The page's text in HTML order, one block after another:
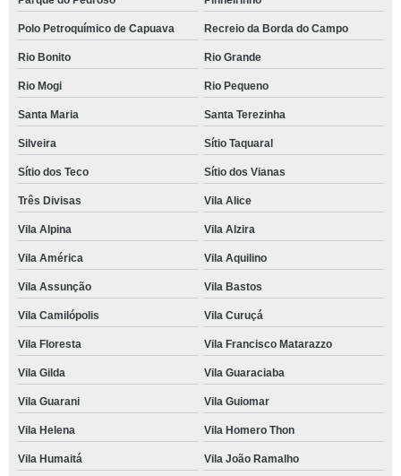
Polo Petroquímico de Capuava Recreio da Borda do Campo
Rio Bonito Rio Grande
Rio Mogi Rio Pequeno
Santa Maria Santa Terezinha
Silveira Sítio Taquaral
Sítio dos Teco Sítio dos Vianas
Três Divisas Vila Alice
Vila Alpina Vila Alzira
Vila América Vila Aquilino
Vila Assunção Vila Bastos
Vila Camilópolis Vila Curuçá
Vila Floresta Vila Francisco Matarazzo
Vila Gilda Vila Guaraciaba
Vila Guarani Vila Guiomar
Vila Helena Vila Homero Thon
Vila Humaitá Vila João Ramalho